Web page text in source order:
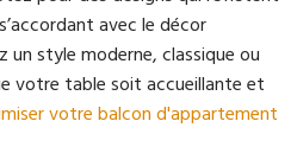
avec le décor
un style moderne, classique ou
votre table soit accueillante et
votre balcon d'appartement